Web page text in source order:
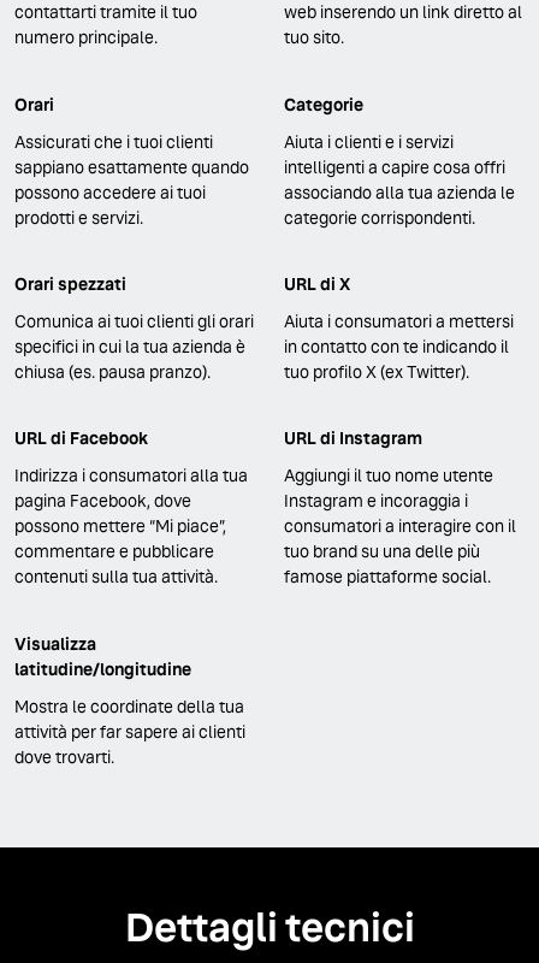
contattarti tramite il tuo
numero principale.
web inserendo un link diretto al
tuo sito.
Orari
Assicurati che i tuoi clienti
sappiano esattamente quando
possono accedere ai tuoi
prodotti e servizi.
Categorie
Aiuta i clienti e i servizi
intelligenti a capire cosa offri
associando alla tua azienda le
categorie corrispondenti.
Orari spezzati
Comunica ai tuoi clienti gli orari
specifici in cui la tua azienda è
chiusa (es. pausa pranzo).
URL di X
Aiuta i consumatori a mettersi
in contatto con te indicando il
tuo profilo X (ex Twitter).
URL di Facebook
Indirizza i consumatori alla tua
pagina Facebook, dove
possono mettere “Mi piace”,
commentare e pubblicare
contenuti sulla tua attività.
URL di Instagram
Aggiungi il tuo nome utente
Instagram e incoraggia i
consumatori a interagire con il
tuo brand su una delle più
famose piattaforme social.
Visualizza
latitudine/longitudine
Mostra le coordinate della tua
attività per far sapere ai clienti
dove trovarti.
Dettagli tecnici